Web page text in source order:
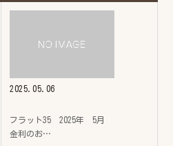
2025.05.06
フラット35 2025年 5月
金利のお…